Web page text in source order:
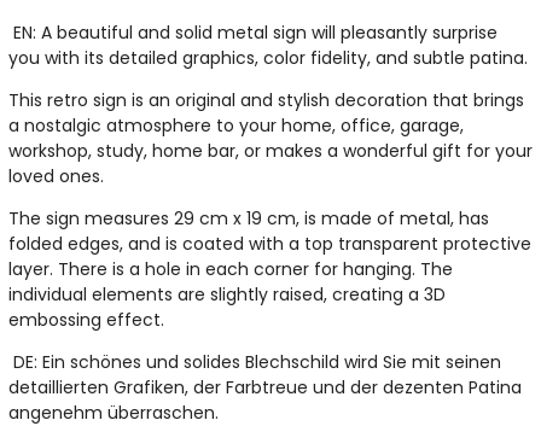
EN: A beautiful and solid metal sign will pleasantly surprise
you with its detailed graphics, color fidelity, and subtle patina.
This retro sign is an original and stylish decoration that brings
a nostalgic atmosphere to your home, office, garage,
workshop, study, home bar, or makes a wonderful gift for your
loved ones.
The sign measures 29 cm x 19 cm, is made of metal, has
folded edges, and is coated with a top transparent protective
layer. There is a hole in each corner for hanging. The
individual elements are slightly raised, creating a 3D
embossing effect.
DE: Ein schönes und solides Blechschild wird Sie mit seinen
detaillierten Grafiken, der Farbtreue und der dezenten Patina
angenehm überraschen.